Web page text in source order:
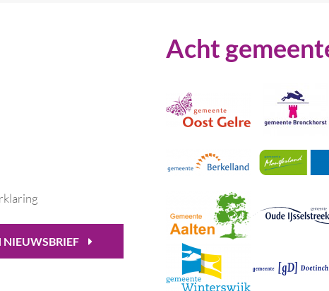
NIEUWSBRIEF
Acht